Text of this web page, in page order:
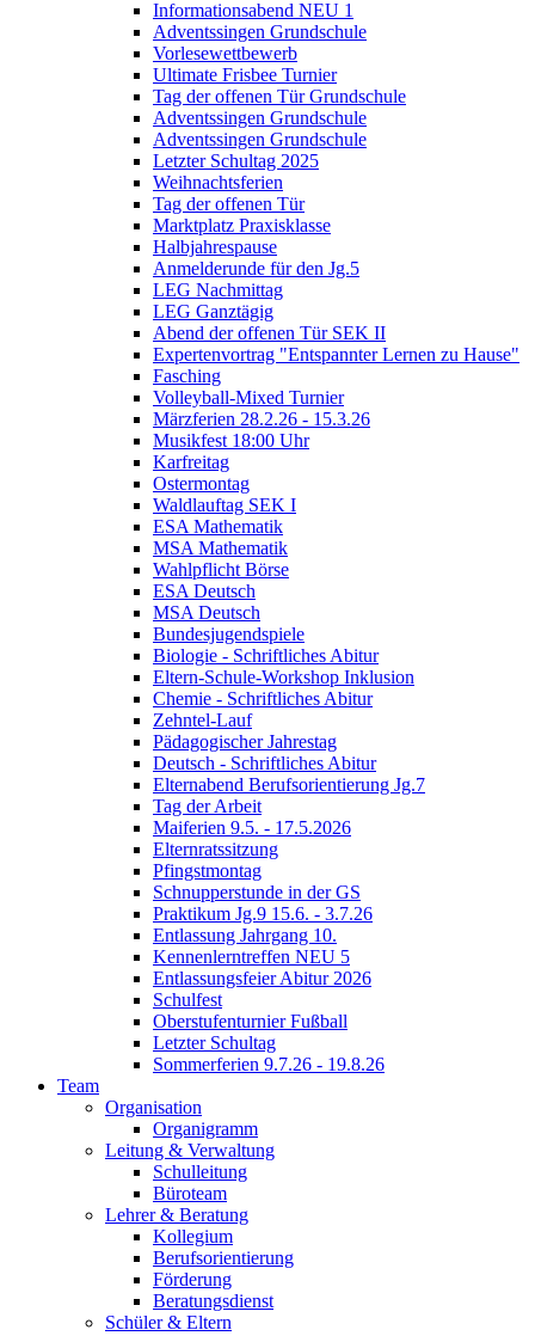
Informationsabend NEU 1
Adventssingen Grundschule
Vorlesewettbewerb
Ultimate Frisbee Turnier
Tag der offenen Tür Grundschule
Adventssingen Grundschule
Adventssingen Grundschule
Letzter Schultag 2025
Weihnachtsferien
Tag der offenen Tür
Marktplatz Praxisklasse
Halbjahrespause
Anmelderunde für den Jg.5
LEG Nachmittag
LEG Ganztägig
Abend der offenen Tür SEK II
Expertenvortrag "Entspannter Lernen zu Hause"
Fasching
Volleyball-Mixed Turnier
Märzferien 28.2.26 - 15.3.26
Musikfest 18:00 Uhr
Karfreitag
Ostermontag
Waldlauftag SEK I
ESA Mathematik
MSA Mathematik
Wahlpflicht Börse
ESA Deutsch
MSA Deutsch
Bundesjugendspiele
Biologie - Schriftliches Abitur
Eltern-Schule-Workshop Inklusion
Chemie - Schriftliches Abitur
Zehntel-Lauf
Pädagogischer Jahrestag
Deutsch - Schriftliches Abitur
Elternabend Berufsorientierung Jg.7
Tag der Arbeit
Maiferien 9.5. - 17.5.2026
Elternratssitzung
Pfingstmontag
Schnupperstunde in der GS
Praktikum Jg.9 15.6. - 3.7.26
Entlassung Jahrgang 10.
Kennenlerntreffen NEU 5
Entlassungsfeier Abitur 2026
Schulfest
Oberstufenturnier Fußball
Letzter Schultag
Sommerferien 9.7.26 - 19.8.26
Team
Organisation
Organigramm
Leitung & Verwaltung
Schulleitung
Büroteam
Lehrer & Beratung
Kollegium
Berufsorientierung
Förderung
Beratungsdienst
Schüler & Eltern